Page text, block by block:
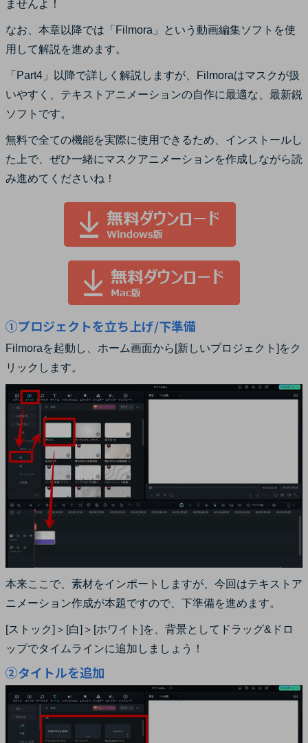
ませんよ！
なお、本章以降では「Filmora」という動画編集ソフトを使
用して解説を進めます。
「Part4」以降で詳しく解説しますが、Filmoraはマスクが扱
いやすく、テキストアニメーションの自作に最適な、最新鋭
ソフトです。
無料で全ての機能を実際に使用できるため、インストールし
た上で、ぜひ一緒にマスクアニメーションを作成しながら読
み進めてくださいね！
①プロジェクトを立ち上げ/下準備
Filmoraを起動し、ホーム画面から[新しいプロジェクト]をク
リックします。
本来ここで、素材をインポートしますが、今回はテキストア
ニメーション作成が本題ですので、下準備を進めます。
[ストック]＞[白]＞[ホワイト]を、背景としてドラッグ&ドロ
ップでタイムラインに追加しましょう！
②タイトルを追加